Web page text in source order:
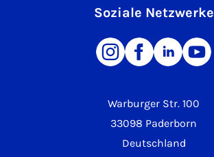
Warburger Str. 100
33098 Paderborn
Deutschland
Soziale Netzwerke